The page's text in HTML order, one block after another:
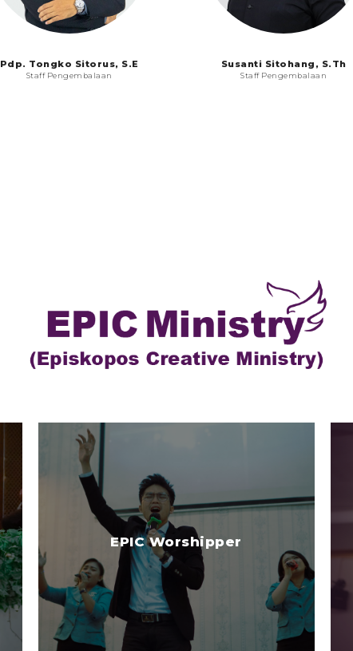
Pdp. Tongko Sitorus, S.E
Staff Pengembalaan
Susanti Sitohang, S.Th
Staff Pengembalaan
EPIC Worshipper